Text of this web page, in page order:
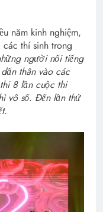
năm kinh nghiệm,
thí sinh trong
người nổi tiếng
thân vào các
8 lần cuộc thi
vô số. Đến lần thứ